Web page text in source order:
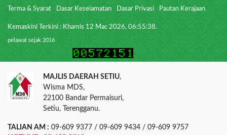
Terma & Syarat Dasar Keselamatan Dasar Privasi Pautan Kerajaan
Kemaskini Terkini : Khamis 12 Mac 2026, 06:55:38.
pelawat sejak 2016
MAJLIS DAERAH SETIU,
Wisma MDS,
22100 Bandar Permaisuri,
Setiu, Terengganu.
TALIAN AM : 09-609 9377 / 09-609 9434 / 09-609 9757